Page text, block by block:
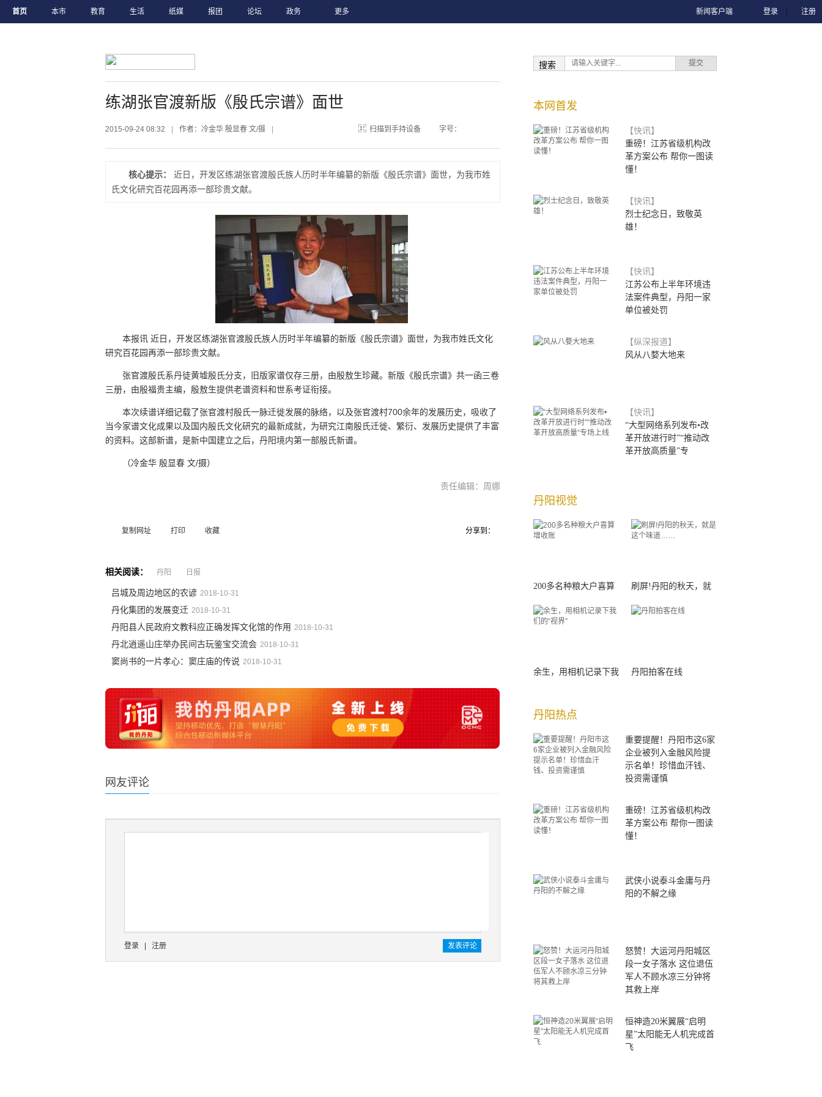
首页 本市 教育 生活 纸媒 报团 论坛 政务 更多 新闻客户端 登录 注册
练湖张官渡新版《殷氏宗谱》面世
2015-09-24 08:32 作者：冷金华 殷显春 文/摄 扫描到手持设备 字号：
核心提示：
近日，开发区练湖张官渡殷氏族人历时半年编纂的新版《殷氏宗谱》面世，为我市姓
氏文化研究百花园再添一部珍贵文献。
本报讯 近日，开发区练湖张官渡殷氏族人历时半年编纂的新版《殷氏宗谱》面世，为我市姓氏文化
研究百花园再添一部珍贵文献。
张官渡殷氏系丹徒黄墟殷氏分支，旧版家谱仅存三册，由殷敖生珍藏。新版《殷氏宗谱》共一函三卷
三册，由殷福贵主编，殷敖生提供老谱资料和世系考证衔接。
本次续谱详细记载了张官渡村殷氏一脉迁徙发展的脉络，以及张官渡村700余年的发展历史，吸收了
当今家谱文化成果以及国内殷氏文化研究的最新成就，为研究江南殷氏迁徙、繁衍、发展历史提供了丰富
的资料。这部新谱，是新中国建立之后，丹阳境内第一部殷氏新谱。
（冷金华 殷显春 文/摄）
责任编辑：周娜
复制网址 打印 收藏 分享到：
相关阅读： 丹阳 日报
吕城及周边地区的农谚 2018-10-31
丹化集团的发展变迁 2018-10-31
丹阳县人民政府文教科应正确发挥文化馆的作用 2018-10-31
丹北逍遥山庄举办民间古玩鉴宝交流会 2018-10-31
窦尚书的一片孝心：窦庄庙的传说 2018-10-31
网友评论
登录 注册
搜索
本网首发
【快讯】
重磅！江苏省级机构改
革方案公布 帮你一图读
懂！
【快讯】
烈士纪念日，致敬英
雄！
【快讯】
江苏公布上半年环境违
法案件典型，丹阳一家
单位被处罚
【纵深报道】
风从八婺大地来
【快讯】
“大型网络系列发布•改
革开放进行时”“推动改
革开放高质量”专
丹阳视觉
200多名种粮大户喜算 刷屏!丹阳的秋天，就
余生，用相机记录下我 丹阳拍客在线
丹阳热点
重要提醒！丹阳市这6家
企业被列入金融风险提
示名单！珍惜血汗钱、
投资需谨慎
重磅！江苏省级机构改
革方案公布 帮你一图读
懂！
武侠小说泰斗金庸与丹
阳的不解之缘
怒赞！大运河丹阳城区
段一女子落水 这位退伍
军人不顾水凉三分钟将
其救上岸
恒神造20米翼展“启明
星”太阳能无人机完成首
飞